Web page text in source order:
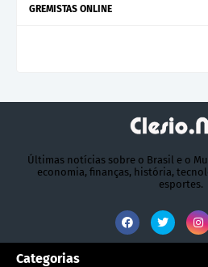
GREMISTAS ONLINE
Últimas notícias sobre o Brasil e o
economia, finanças, história,
esportes.
Categorias